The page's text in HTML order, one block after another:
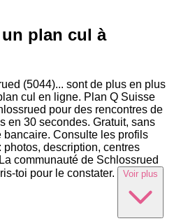
plan cul à
(5044)... sont de plus en plus
cul en ligne. Plan Q Suisse
pour des rencontres de
en 30 secondes. Gratuit, sans
bancaire. Consulte les profils
description, centres
communauté de Schlossrued
toi pour le constater.
Voir plus